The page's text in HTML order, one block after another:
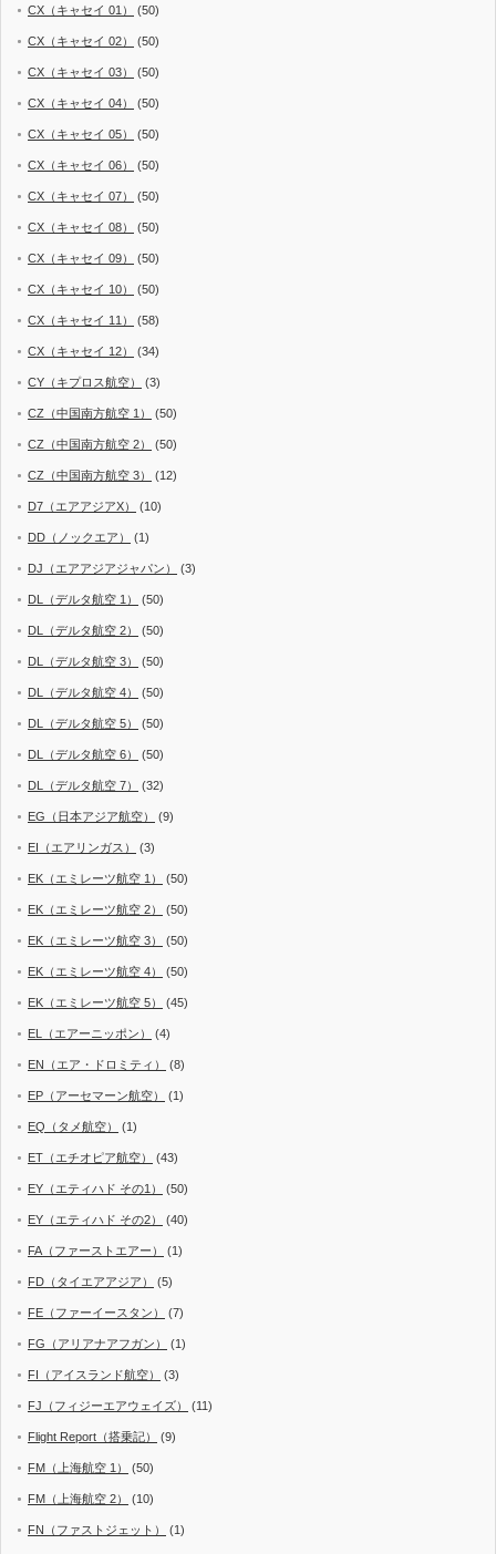
CX（キャセイ 01） (50)
CX（キャセイ 02） (50)
CX（キャセイ 03） (50)
CX（キャセイ 04） (50)
CX（キャセイ 05） (50)
CX（キャセイ 06） (50)
CX（キャセイ 07） (50)
CX（キャセイ 08） (50)
CX（キャセイ 09） (50)
CX（キャセイ 10） (50)
CX（キャセイ 11） (58)
CX（キャセイ 12） (34)
CY（キプロス航空） (3)
CZ（中国南方航空 1） (50)
CZ（中国南方航空 2） (50)
CZ（中国南方航空 3） (12)
D7（エアアジアX） (10)
DD（ノックエア） (1)
DJ（エアアジアジャパン） (3)
DL（デルタ航空 1） (50)
DL（デルタ航空 2） (50)
DL（デルタ航空 3） (50)
DL（デルタ航空 4） (50)
DL（デルタ航空 5） (50)
DL（デルタ航空 6） (50)
DL（デルタ航空 7） (32)
EG（日本アジア航空） (9)
EI（エアリンガス） (3)
EK（エミレーツ航空 1） (50)
EK（エミレーツ航空 2） (50)
EK（エミレーツ航空 3） (50)
EK（エミレーツ航空 4） (50)
EK（エミレーツ航空 5） (45)
EL（エアーニッポン） (4)
EN（エア・ドロミティ） (8)
EP（アーセマーン航空） (1)
EQ（タメ航空） (1)
ET（エチオピア航空） (43)
EY（エティハド その1） (50)
EY（エティハド その2） (40)
FA（ファーストエアー） (1)
FD（タイエアアジア） (5)
FE（ファーイースタン） (7)
FG（アリアナアフガン） (1)
FI（アイスランド航空） (3)
FJ（フィジーエアウェイズ） (11)
Flight Report（搭乗記） (9)
FM（上海航空 1） (50)
FM（上海航空 2） (10)
FN（ファストジェット） (1)